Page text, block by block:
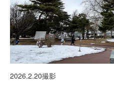
2026.2.20撮影